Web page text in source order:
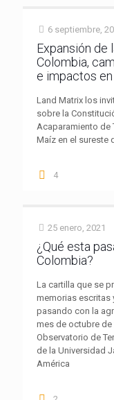
6 septiembre,
Expansión de
Colombia,
e impactos
Land Matrix los
sobre la
Acaparamiento de
Maíz en el sureste
4
25 enero, 2021
¿Qué esta
Colombia?
La cartilla que se
memorias escritas
pasando con la
mes de octubre de
Observatorio de
de la Universidad
América